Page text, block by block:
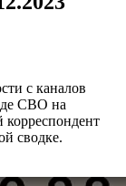
с каналов
СВО на
корреспондент
сводке.